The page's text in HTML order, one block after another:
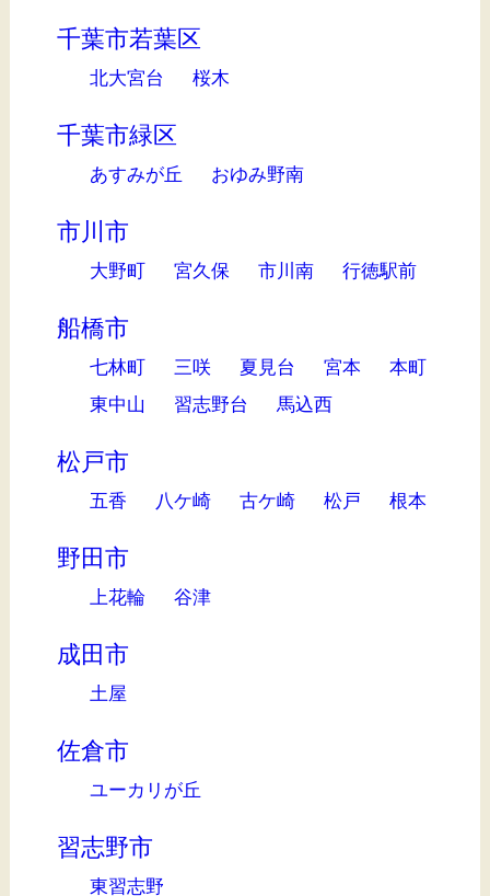
千葉市若葉区
北大宮台 桜木
千葉市緑区
あすみが丘 おゆみ野南
市川市
大野町 宮久保 市川南 行徳駅前
船橋市
七林町 三咲 夏見台 宮本
本町
東中山
習志野台 馬込西
松戸市
五香 八ケ崎 古ケ崎 松戸 根本
野田市
上花輪 谷津
成田市
土屋
佐倉市
ユーカリが丘
習志野市
東習志野